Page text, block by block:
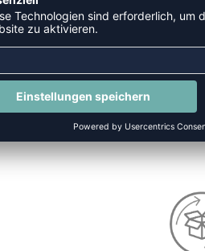
HMLCORE XK CORE POLY T-SHIRT S/S
UVP 22,95 € |10,33 €